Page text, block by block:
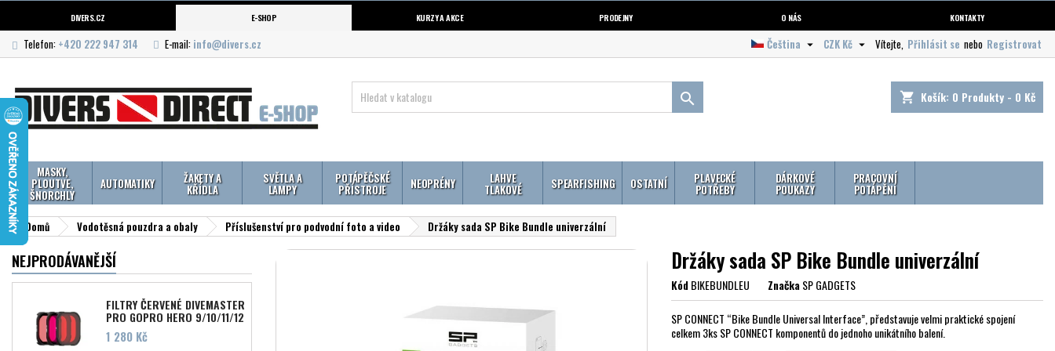
DIVERS.CZ E-SHOP KURZY A AKCE PRODEJNY O NÁS KONTAKTY
Telefon: +420 222 947 314 E-mail: info@divers.cz Vítejte, Přihlásit se nebo Registrovat
CZK Kč 
Čeština 
shopping_cart Košík: 0 Produkty - 0 Kč

MASKY,
PLOUTVE,
ŠNORCHLY
AUTOMATIKY ŽAKETY A
KŘÍDLA
SVĚTLA A
LAMPY
POTÁPĚČSKÉ
PŘÍSTROJE NEOPRÉNY LAHVE
TLAKOVÉ SPEARFISHING OSTATNÍ PLAVECKÉ
POTŘEBY
DÁRKOVÉ
POUKAZY
PRACOVNÍ
POTÁPĚNÍ
Domů Vodotěsná pouzdra a obaly Příslušenství pro podvodní foto a video Držáky sada SP Bike Bundle univerzální
NEJPRODÁVANĚJŠÍ
FILTRY ČERVENÉ DIVEMASTER
PRO GOPRO HERO 9/10/11/12
Cena
1 280 Kč
Držáky sada SP Bike Bundle univerzální
KódBIKEBUNDLEU ZnačkaSP GADGETS
SP CONNECT “Bike Bundle Universal Interface”, představuje velmi praktické spojení
celkem 3ks SP CONNECT komponentů do jednoho unikátního balení.